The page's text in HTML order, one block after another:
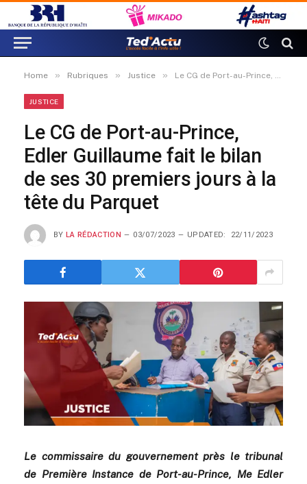
Home » Rubriques » Justice » Le CG de Port-au-Prince, Edler Guillaume fait le bilan de ses 30 premiers jours à la tête du Parquet
JUSTICE
Le CG de Port-au-Prince,
Edler Guillaume fait le bilan
de ses 30 premiers jours à la
tête du Parquet
BY LA RÉDACTION 03/07/2023 UPDATED: 22/11/2023
Le commissaire du gouvernement près le tribunal
de Première Instance de Port-au-Prince, Me Edler